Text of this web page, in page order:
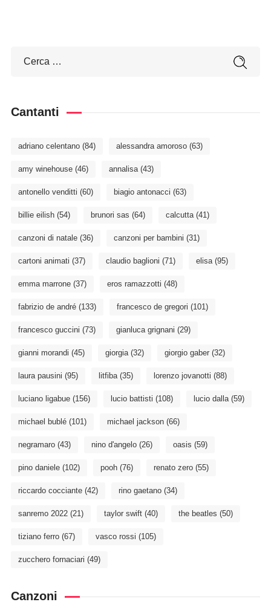
Cantanti
adriano celentano(84) alessandra amoroso(63)
amy winehouse(46) annalisa(43)
antonello venditti (60) biagio antonacci (63)
billie eilish(54) brunori sas (64) calcutta(41)
canzoni di natale(36) canzoni per bambini (31)
cartoni animati (37) claudio baglioni (71) elisa(95)
emma marrone(37) eros ramazzotti (48)
fabrizio de andré(133) francesco de gregori (101)
francesco guccini (73) gianluca grignani (29)
gianni morandi (45) giorgia(32) giorgio gaber(32)
laura pausini (95) litfiba(35) lorenzo jovanotti (88)
luciano ligabue(156) lucio battisti (108) lucio dalla(59)
michael bublé(101) michael jackson(66)
negramaro(43) nino d'angelo(26) oasis (59)
pino daniele(102) pooh(76) renato zero(55)
riccardo cocciante(42) rino gaetano(34)
sanremo 2022(21) taylor swift(40) the beatles (50)
tiziano ferro(67) vasco rossi (105)
zucchero fornaciari (49)
Canzoni